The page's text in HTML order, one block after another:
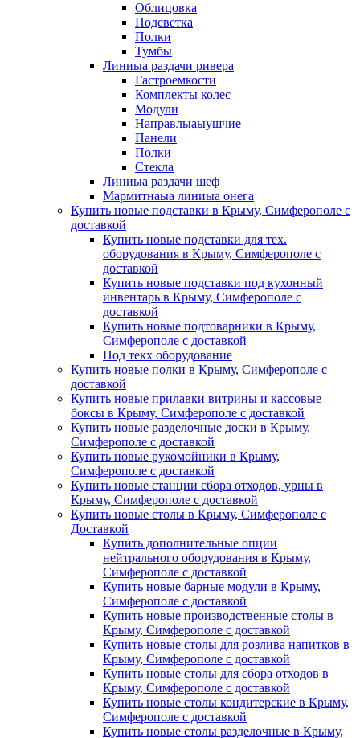
Облицовка
Подсветка
Полки
Тумбы
Линиыа раздачи ривера
Гастроемкости
Комплекты колес
Модули
Направлыаыушчие
Панели
Полки
Стекла
Линиыа раздачи шеф
Мармитнаыа линиыа онега
Купить новые подставки в Крыму, Симферополе с
доставкой
Купить новые подставки для тех.
оборудования в Крыму, Симферополе с
доставкой
Купить новые подставки под кухонный
инвентарь в Крыму, Симферополе с
доставкой
Купить новые подтоварники в Крыму,
Симферополе с доставкой
Под текх оборудование
Купить новые полки в Крыму, Симферополе с
доставкой
Купить новые прилавки витрины и кассовые
боксы в Крыму, Симферополе с доставкой
Купить новые разделочные доски в Крыму,
Симферополе с доставкой
Купить новые рукомойники в Крыму,
Симферополе с доставкой
Купить новые станции сбора отходов, урны в
Крыму, Симферополе с доставкой
Купить новые столы в Крыму, Симферополе с
Доставкой
Купить дополнительные опции
нейтрального оборудования в Крыму,
Симферополе с доставкой
Купить новые барные модули в Крыму,
Симферополе с доставкой
Купить новые производственные столы в
Крыму, Симферополе с доставкой
Купить новые столы для розлива напитков в
Крыму, Симферополе с доставкой
Купить новые столы для сбора отходов в
Крыму, Симферополе с доставкой
Купить новые столы кондитерские в Крыму,
Симферополе с доставкой
Купить новые столы разделочные в Крыму,